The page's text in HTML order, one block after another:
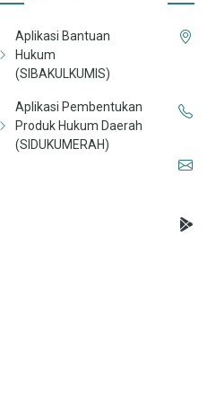
Aplikasi Bantuan
Hukum
(SIBAKULKUMIS)
Aplikasi Pembentukan
Produk Hukum Daerah
(SIDUKUMERAH)